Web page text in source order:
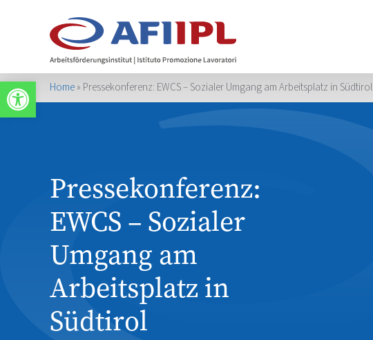
Werkzeugleiste öffnenHome» Pressekonferenz: EWCS – Sozialer Umgang am Arbeitsplatz in Südtirol
Pressekonferenz:
EWCS – Sozialer
Umgang am
Arbeitsplatz in
Südtirol